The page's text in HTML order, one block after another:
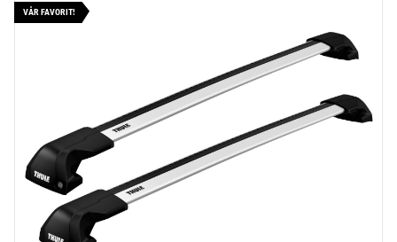
VÅR FAVORIT!